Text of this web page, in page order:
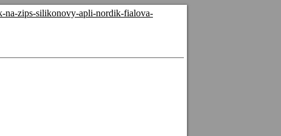
na-zips-silikonovy-apli-nordik-fialova-